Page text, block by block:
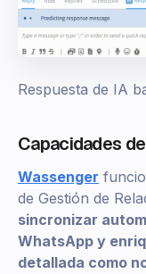
Respuesta de IA
Capacidades
Wassenger
de Gestión de
sincronizar
WhatsApp y
detallada como